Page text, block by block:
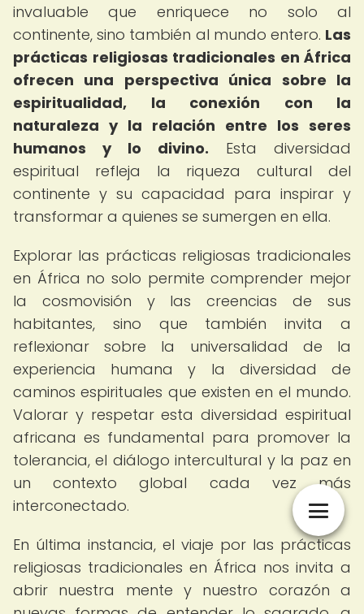
invaluable que enriquece no solo al
continente, sino también al mundo entero. Las
prácticas religiosas tradicionales en África
ofrecen una perspectiva única sobre la
espiritualidad, la conexión con la
naturaleza y la relación entre los seres
humanos y lo divino. Esta diversidad
espiritual refleja la riqueza cultural del
continente y su capacidad para inspirar y
transformar a quienes se sumergen en ella.
Explorar las prácticas religiosas tradicionales
en África no solo permite comprender mejor
la cosmovisión y las creencias de sus
habitantes, sino que también invita a
reflexionar sobre la universalidad de la
experiencia humana y la diversidad de
caminos espirituales que existen en el mundo.
Valorar y respetar esta diversidad espiritual
africana es fundamental para promover la
tolerancia, el diálogo intercultural y la paz en
un contexto global cada vez más
interconectado.
En última instancia, el viaje por las prácticas
religiosas tradicionales en África nos invita a
abrir nuestra mente y nuestro corazón a